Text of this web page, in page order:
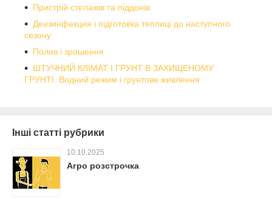
Пристрій стелажів та піддонів
Деизинфекция і підготовка теплиці до наступного
сезону
Полив і зрошення
ШТУЧНИЙ КЛІМАТ І ГРУНТ В ЗАХИЩЕНОМУ
ГРУНТІ. Водний режим і грунтове живлення
Інші статті рубрики
10.10.2025
Агро розстрочка